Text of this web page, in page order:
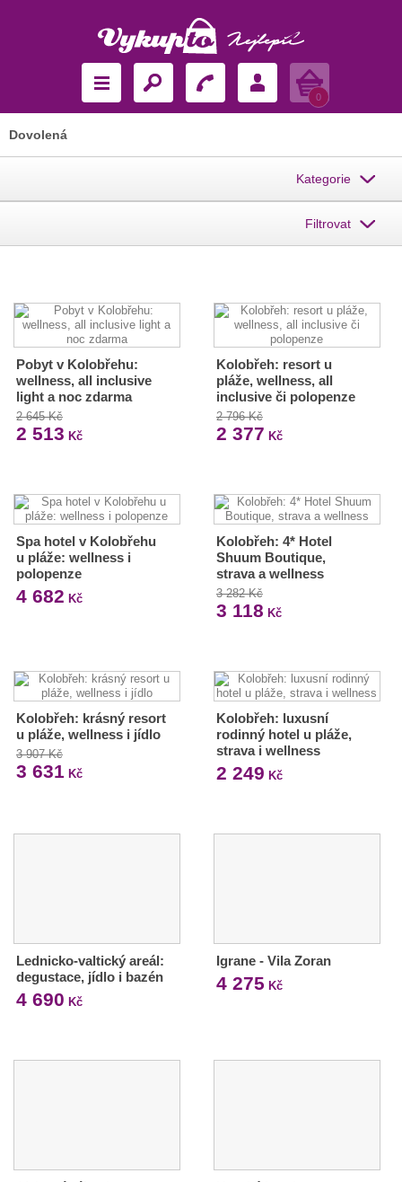
Košík
0
Dovolená
Kategorie
Filtrovat
Pobyt v Kolobřehu:
wellness, all inclusive
light a noc zdarma
2 645 Kč
2 513 Kč
Kolobřeh: resort u
pláže, wellness, all
inclusive či polopenze
2 796 Kč
2 377 Kč
Spa hotel v Kolobřehu
u pláže: wellness i
polopenze
4 682 Kč
Kolobřeh: 4* Hotel
Shuum Boutique,
strava a wellness
3 282 Kč
3 118 Kč
Kolobřeh: krásný resort
u pláže, wellness i jídlo
3 907 Kč
3 631 Kč
Kolobřeh: luxusní
rodinný hotel u pláže,
strava i wellness
2 249 Kč
Lednicko-valtický areál:
degustace, jídlo i bazén
4 690 Kč
Igrane - Vila Zoran
4 275 Kč